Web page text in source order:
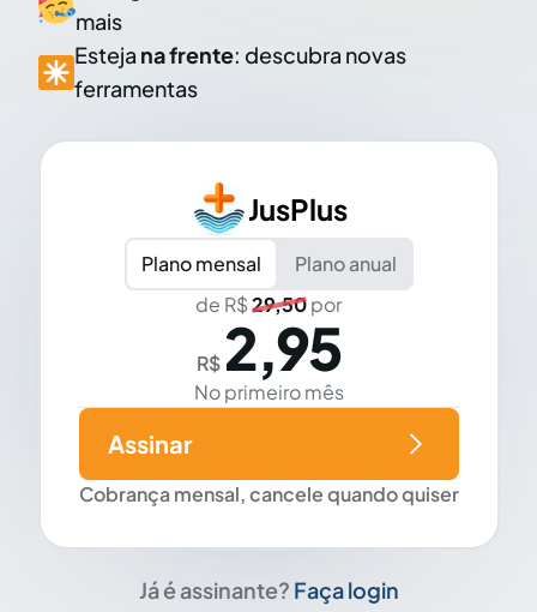
mais
Esteja na frente: descubra novas
ferramentas
JusPlus
Plano mensal
Plano anual
de R$29,50por
R$ 2,95
No primeiro mês
Cobrança mensal, cancele quando quiser
Assinar
Já é assinante? Faça login